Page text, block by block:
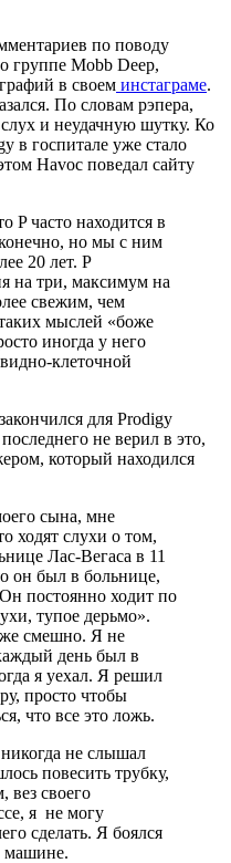
по поводу
группе Mobb Deep,
в своем инстаграме.
По словам рэпера,
и неудачную шутку. Ко
в госпитале уже стало
Havoc поведал сайту
P часто находится в
но мы с ним
20 лет. P
на три, максимум на
свежим, чем
мыслей «боже
иногда у него
клеточной
для Prodigy
не верил в это,
который находился
сына, мне
ходят слухи о том,
Лас-Вегаса в 11
он был в больнице,
постоянно ходит по
тупое дерьмо».
смешно. Я не
день был в
я уехал. Я решил
просто чтобы
что все это ложь.
не слышал
повесить трубку,
вез своего
я не могу
сделать. Я боялся
машине.